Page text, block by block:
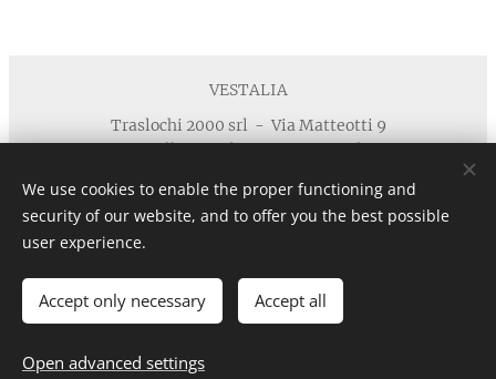
VESTALIA
Traslochi 2000 srl - Via Matteotti 9
40055 Villanova di Castenaso - Bologna
info@vestaliamobili.com
P.I./C.F. 03135881203 - REA: BO-494768 - I.R.I. di Bologna
n. 03135881203 in data 05/07/2011- Cap.Soc. € 30.000,00 I.V.
Privacy
Cookies
Languages
Italiano
We use cookies to enable the proper functioning and
security of our website, and to offer you the best possible
user experience.
Accept only necessary Accept all
Open advanced settings